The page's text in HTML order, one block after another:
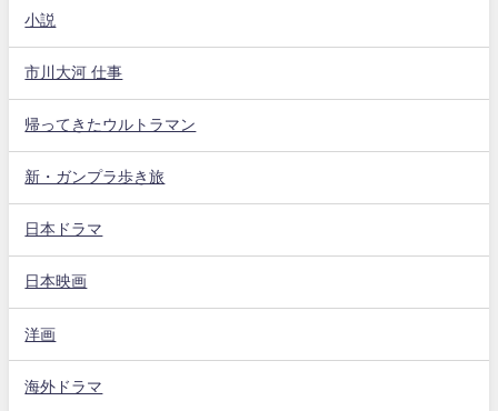
小説
市川大河 仕事
帰ってきたウルトラマン
新・ガンプラ歩き旅
日本ドラマ
日本映画
洋画
海外ドラマ